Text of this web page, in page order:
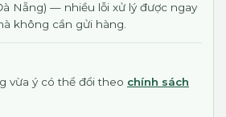
Nẵng) — nhiều lỗi xử lý được ngay
không cần gửi hàng.
vừa ý có thể đổi theo chính sách